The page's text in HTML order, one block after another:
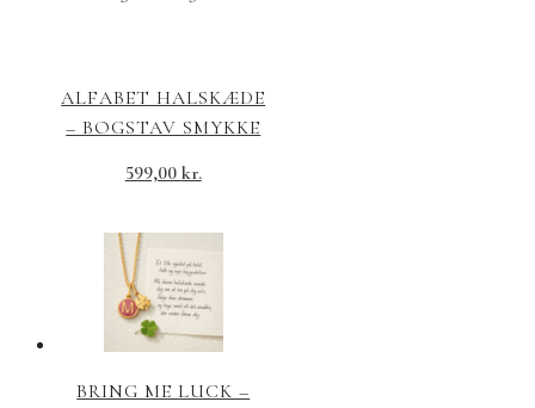
ALFABET HALSKÆDE
– BOGSTAV SMYKKE
599,00 kr.
BRING ME LUCK –